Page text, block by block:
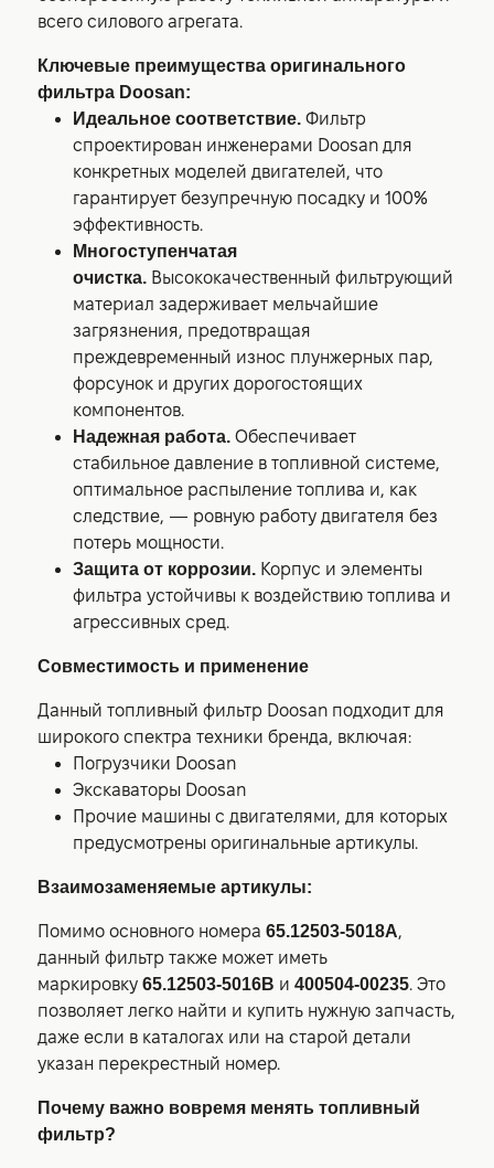
всего силового агрегата.
Ключевые преимущества оригинального
фильтра Doosan:
Идеальное соответствие. Фильтр
спроектирован инженерами Doosan для
конкретных моделей двигателей, что
гарантирует безупречную посадку и 100%
эффективность.
Многоступенчатая
очистка. Высококачественный фильтрующий
материал задерживает мельчайшие
загрязнения, предотвращая
преждевременный износ плунжерных пар,
форсунок и других дорогостоящих
компонентов.
Надежная работа. Обеспечивает
стабильное давление в топливной системе,
оптимальное распыление топлива и, как
следствие, — ровную работу двигателя без
потерь мощности.
Защита от коррозии. Корпус и элементы
фильтра устойчивы к воздействию топлива и
агрессивных сред.
Совместимость и применение
Данный топливный фильтр Doosan подходит для
широкого спектра техники бренда, включая:
Погрузчики Doosan
Экскаваторы Doosan
Прочие машины с двигателями, для которых
предусмотрены оригинальные артикулы.
Взаимозаменяемые артикулы:
Помимо основного номера 65.12503-5018A,
данный фильтр также может иметь
маркировку 65.12503-5016B и 400504-00235. Это
позволяет легко найти и купить нужную запчасть,
даже если в каталогах или на старой детали
указан перекрестный номер.
Почему важно вовремя менять топливный
фильтр?